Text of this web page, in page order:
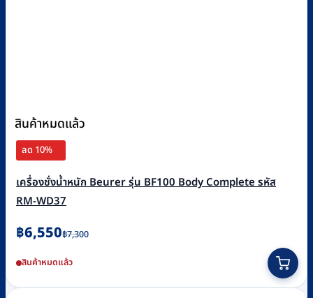
สินค้าหมดแล้ว
ลด 10%
เครื่องชั่งน้ำหนัก Beurer รุ่น BF100 Body Complete รหัส
RM-WD37
฿7,300
Original
was:
฿7,300.
฿6,550
Current
is:
฿6,550.
สินค้าหมดแล้ว